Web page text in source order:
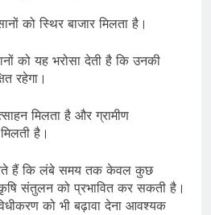
को स्थिर बाजार मिलता है।
को यह भरोसा देती है कि उनकी
रहेगा।
मिलता है और ग्रामीण
है।
हैं कि लंबे समय तक केवल कुछ
संतुलन को प्रभावित कर सकती है।
को भी बढ़ावा देना आवश्यक